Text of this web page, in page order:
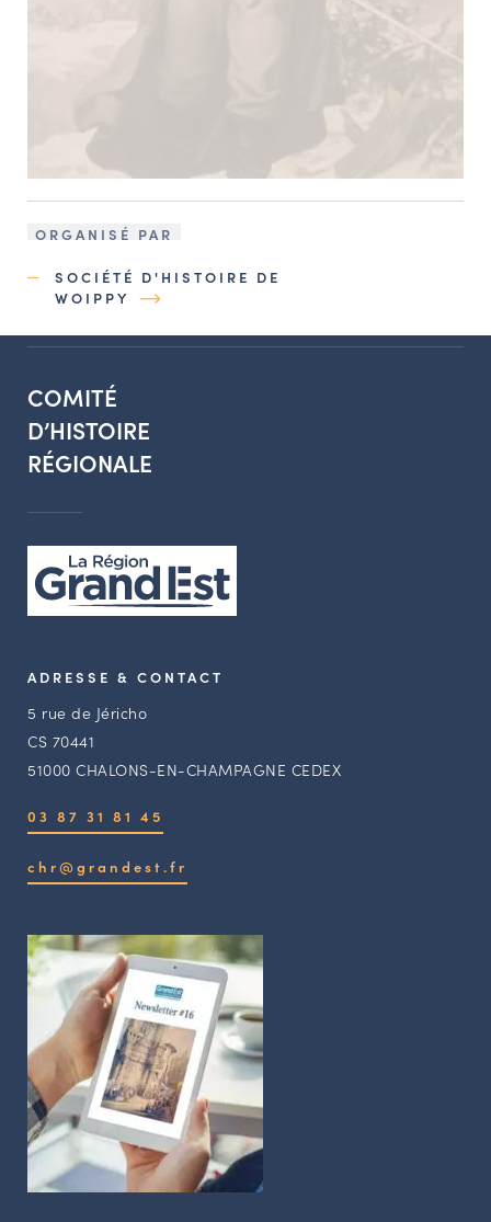
ORGANISÉ PAR
SOCIÉTÉ D'HISTOIRE DE
WOIPPY
COMITÉ
D’HISTOIRE
RÉGIONALE
ADRESSE & CONTACT
5 rue de Jéricho
CS 70441
51000 CHALONS-EN-CHAMPAGNE CEDEX
03 87 31 81 45
chr@grandest.fr